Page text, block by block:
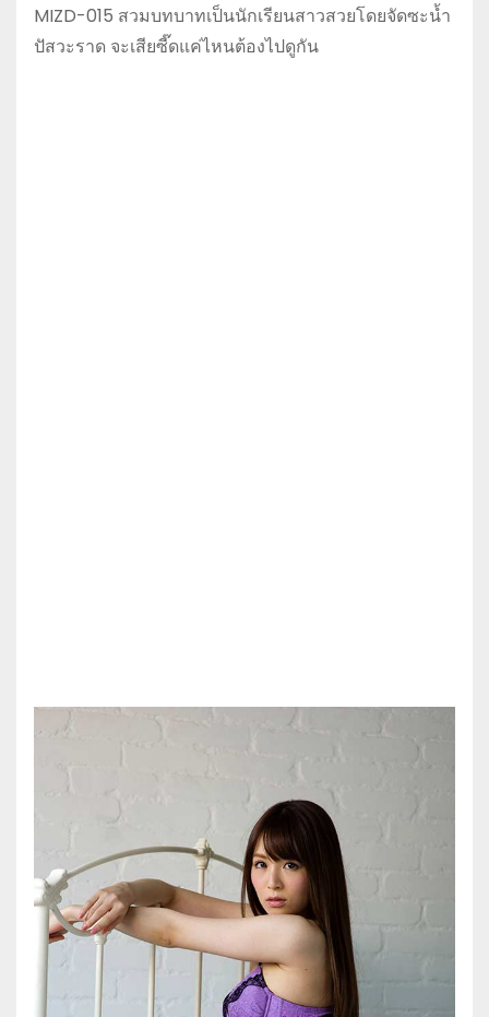
MIZD-015 สวมบทบาทเป็นนักเรียนสาวสวยโดยจัดซะน้ำ
ปัสวะราด จะเสียซี๊ดแค่ไหนต้องไปดูกัน